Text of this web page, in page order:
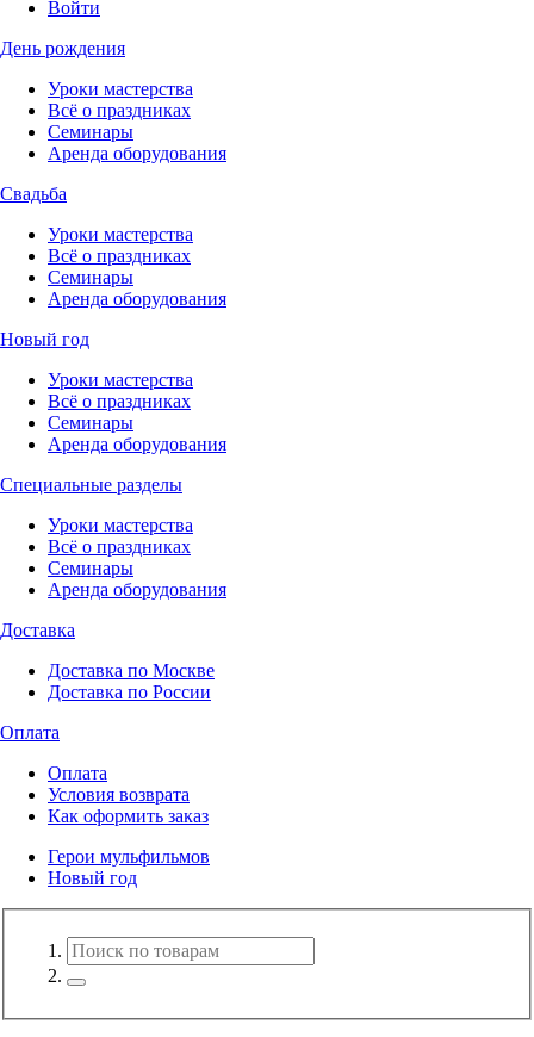
Войти
День рождения
Уроки мастерства
Всё о праздниках
Семинары
Аренда оборудования
Свадьба
Уроки мастерства
Всё о праздниках
Семинары
Аренда оборудования
Новый год
Уроки мастерства
Всё о праздниках
Семинары
Аренда оборудования
Специальные разделы
Уроки мастерства
Всё о праздниках
Семинары
Аренда оборудования
Доставка
Доставка по Москве
Доставка по России
Оплата
Оплата
Условия возврата
Как оформить заказ
Герои мульфильмов
Новый год